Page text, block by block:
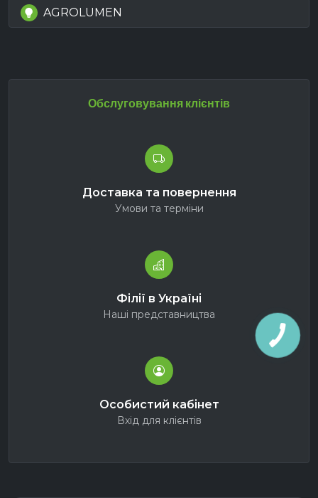
AGROLUMEN
Обслуговування клієнтів
Доставка та повернення
Умови та терміни
Філії в Україні
Наші представництва
Особистий кабінет
Вхід для клієнтів